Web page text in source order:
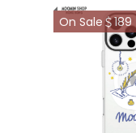
On Sale＄189